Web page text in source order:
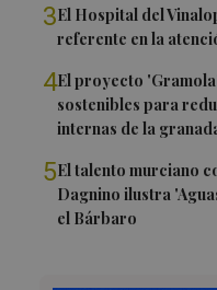
3El Hospital del
referente en la
4El proyecto
sostenibles para
internas de la
5El talento murciano
Dagnino ilustra
el Bárbaro